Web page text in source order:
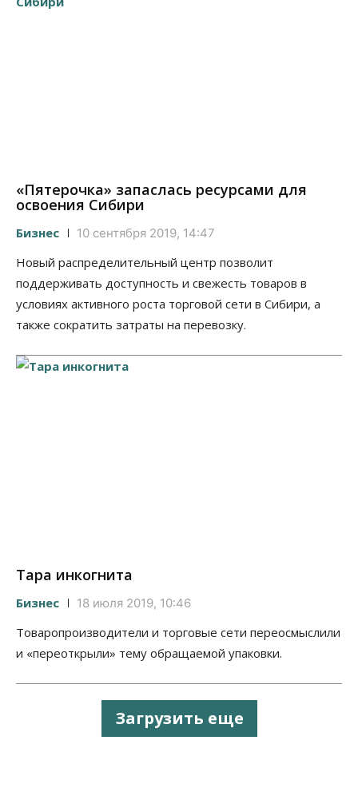
«Пятерочка» запаслась ресурсами для
освоения Сибири
Бизнес 10 сентября 2019, 14:47
Новый распределительный центр позволит
поддерживать доступность и свежесть товаров в
условиях активного роста торговой сети в Сибири, а
также сократить затраты на перевозку.
Тара инкогнита
Бизнес 18 июля 2019, 10:46
Товаропроизводители и торговые сети переосмыслили
и «переоткрыли» тему обращаемой упаковки.
Загрузить еще